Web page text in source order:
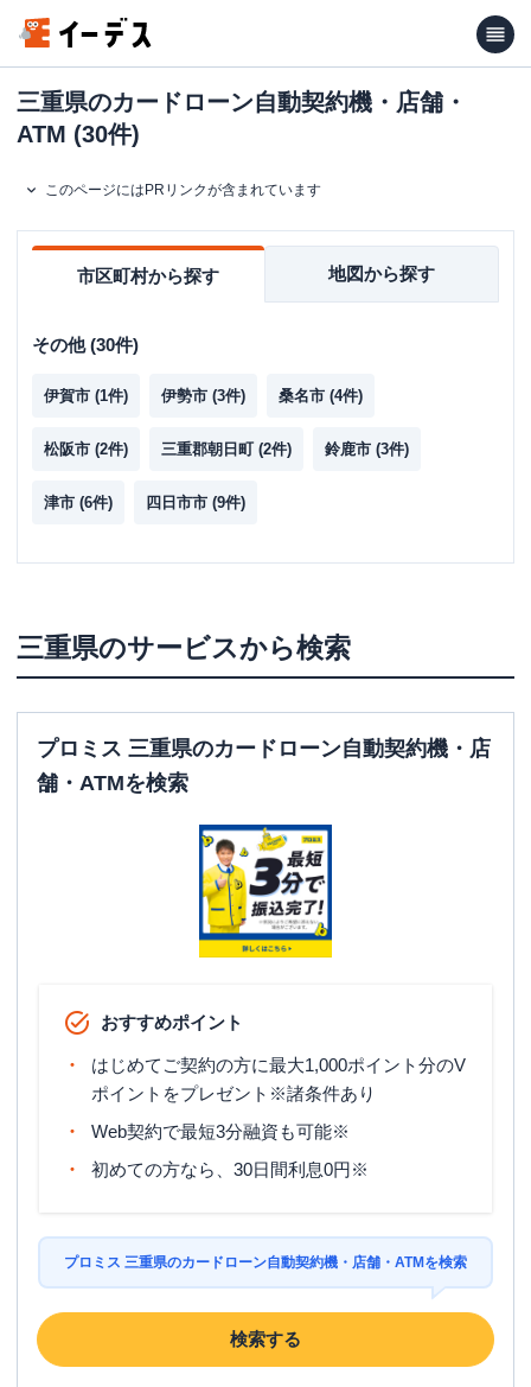
三重県のカードローン自動契約機・店舗・
ATM (30件)
このページにはPRリンクが含まれています
市区町村から探す 地図から探す
その他(30件)
伊賀市 (1件) 伊勢市 (3件) 桑名市 (4件)
松阪市 (2件) 三重郡朝日町 (2件) 鈴鹿市 (3件)
津市 (6件) 四日市市 (9件)
三重県のサービスから検索
プロミス 三重県のカードローン自動契約機・店
舗・ATMを検索
おすすめポイント
はじめてご契約の方に最大1,000ポイント分のV
ポイントをプレゼント※諸条件あり
Web契約で最短3分融資も可能※
初めての方なら、30日間利息0円※
プロミス 三重県のカードローン自動契約機・店舗・ATMを検索
検索する